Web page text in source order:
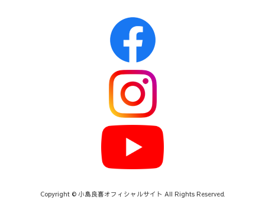
Copyright © 小島良喜オフィシャルサイト All Rights Reserved.